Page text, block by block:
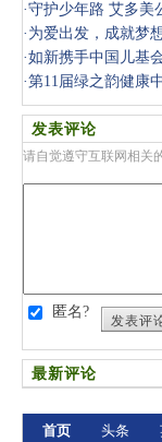
·守护少年路 艾多美
· 为爱出发，成就梦
·如新携手中国儿基
北启动
·第11届绿之韵健康
发表评论
请自觉遵守互联网相关
匿名?
发表评
最新评论
首页
头条